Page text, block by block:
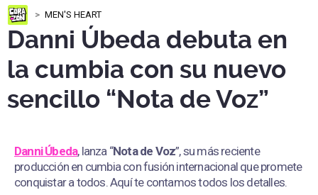
MEN'S HEART
Danni Úbeda debuta en
la cumbia con su nuevo
sencillo “Nota de Voz”
Danni Úbeda, lanza “Nota de Voz”, su más reciente
producción en cumbia con fusión internacional que promete
conquistar a todos. Aquí te contamos todos los detalles.